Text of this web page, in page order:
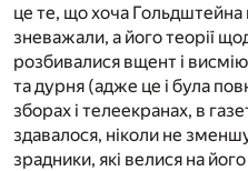
це те, що хоча Гольдштейна
зневажали, а його теорії
розбивалися вщент і
та дурня (адже це і була
зборах і телеекранах, в
здавалося, ніколи не
зрадники, які велися на